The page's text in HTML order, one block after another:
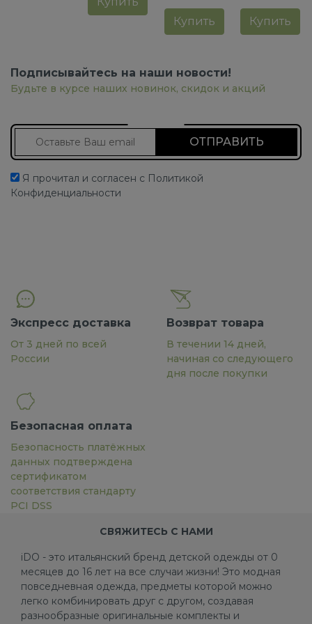
Купить Купить
Подписывайтесь на наши новости!
Будьте в курсе наших новинок, скидок и акций
Я прочитал и согласен с Политикой
Конфиденциальности
Экспресс доставка
От 3 дней по всей
России
Возврат товара
В течении 14 дней,
начиная со следующего
дня после покупки
Безопасная оплата
Безопасность платёжных
данных подтверждена
сертификатом
соответствия стандарту
PCI DSS
СВЯЖИТЕСЬ С НАМИ
iDO - это итальянский бренд детской одежды от 0
месяцев до 16 лет на все случаи жизни! Это модная
повседневная одежда, предметы которой можно
легко комбинировать друг с другом, создавая
разнообразные оригинальные комплекты и